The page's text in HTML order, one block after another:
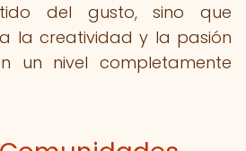
del gusto, sino que
la creatividad y la pasión
un nivel completamente